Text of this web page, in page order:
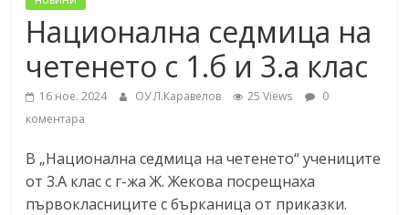
Национална седмица на
четенето с 1.б и 3.а клас
16 ное. 2024 ОУ Л.Каравелов 25 Views
0
коментара
В „Национална седмица на четенето“ учениците
от 3.А клас с г-жа Ж. Жекова посрещнаха
първокласниците с бърканица от приказки.